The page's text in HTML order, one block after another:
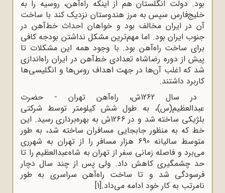
بود. دولت انگلستان هم از اینکه راه‌آهن، روسیه را به
خلیج‌فارس سپس به مرز هندوستان نزدیک کند با ساخت
آن در ایران مخالف بود و خواهان احداث خط‌آهن در
جنوب ایران بود. اما مهم‌ترین مشکل نداشتن بودجه کافی
برای ساخت راه‌آهن بود. با وجود همه این مشکلات تا
پیش از دوره رضاشاه تعدادی خط‌آهن در ایران راه‌اندازی
شد که اغلب آن‌ها در جهت اهداف روس‌ها و انگلیسی‌ها
کاربرد داشتند.
در سال 1262ش، راه‌آهن تهران - حضرت
عبدالعظیم(س)، به طول شش کیلومتر توسط شرکتی
بلژیکی ساخته شد و در 1266ش به بهره‌برداری رسید. این
خط که به منظور جابجایی مسافران ساخته شد، به طور
متوسط سالیانه 690 هزار مسافر را از تهران به شهرری
می‌برد و فاصله زمانی سفر از تهران به شاه‌عبدالعظیم را تا
حد چشمگیری کاهش داد. ولی پس از چند سال دچار
فرسودگی شد و تا ساخت راه‌آهن سراسری به طور
نامرتب به کار خود ادامه می‌داد.[1]